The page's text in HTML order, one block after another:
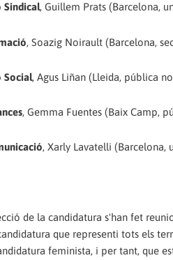
Sindical, Guillem Prats (Barcelona,
, Soazig Noirault (Barcelona,
Social, Agus Liñan (Lleida, pública
, Gemma Fuentes (Baix Camp,
, Xarly Lavatelli (Barcelona,
de la candidatura s'han fet
que representi tots els
feminista, i per tant, que